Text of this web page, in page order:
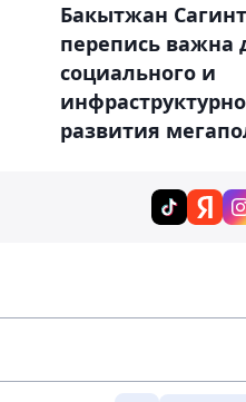
Бакытжан
перепись важна
социального и
развития